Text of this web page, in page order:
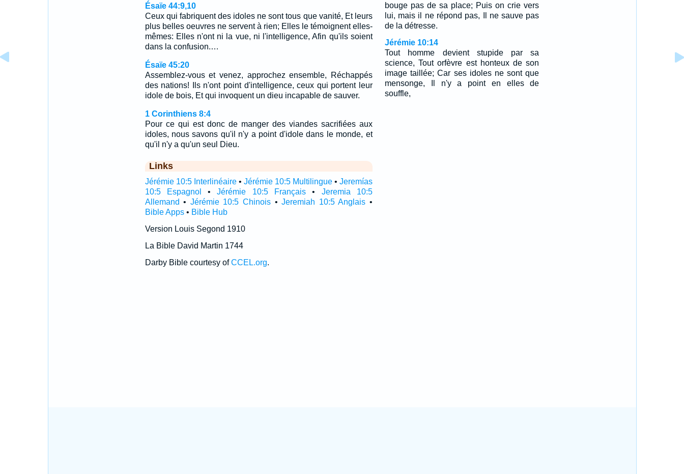
Ésaïe 44:9,10
Ceux qui fabriquent des idoles ne sont tous que vanité, Et leurs
plus belles oeuvres ne servent à rien; Elles le témoignent elles-
mêmes: Elles n'ont ni la vue, ni l'intelligence, Afin qu'ils soient
dans la confusion.…
Ésaïe 45:20
Assemblez-vous et venez, approchez ensemble, Réchappés
des nations! Ils n'ont point d'intelligence, ceux qui portent leur
idole de bois, Et qui invoquent un dieu incapable de sauver.
1 Corinthiens 8:4
Pour ce qui est donc de manger des viandes sacrifiées aux
idoles, nous savons qu'il n'y a point d'idole dans le monde, et
qu'il n'y a qu'un seul Dieu.
Links
Jérémie 10:5 Interlinéaire• Jérémie 10:5 Multilingue• Jeremías
10:5 Espagnol
•Jérémie 10:5 Français • Jeremia 10:5
Allemand • Jérémie 10:5 Chinois•Jeremiah 10:5 Anglais •
Bible Apps• Bible Hub
Version Louis Segond 1910
La Bible David Martin 1744
Darby Bible courtesy ofCCEL.org.
bouge pas de sa place; Puis on crie vers
lui, mais il ne répond pas, Il ne sauve pas
de la détresse.
Jérémie 10:14
Tout homme devient stupide par sa
science, Tout orfèvre est honteux de son
image taillée; Car ses idoles ne sont que
mensonge, Il n'y a point en elles de
souffle,